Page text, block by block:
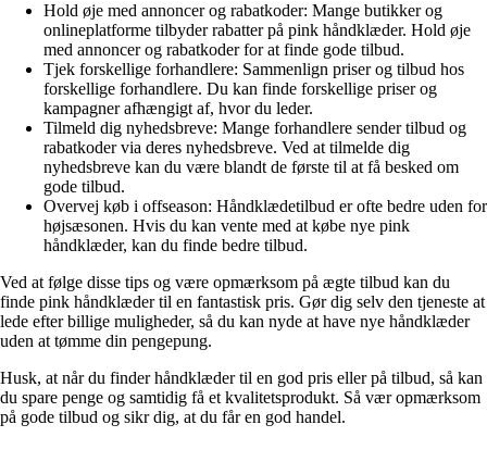
Hold øje med annoncer og rabatkoder: Mange butikker og
onlineplatforme tilbyder rabatter på pink håndklæder. Hold øje
med annoncer og rabatkoder for at finde gode tilbud.
Tjek forskellige forhandlere: Sammenlign priser og tilbud hos
forskellige forhandlere. Du kan finde forskellige priser og
kampagner afhængigt af, hvor du leder.
Tilmeld dig nyhedsbreve: Mange forhandlere sender tilbud og
rabatkoder via deres nyhedsbreve. Ved at tilmelde dig
nyhedsbreve kan du være blandt de første til at få besked om
gode tilbud.
Overvej køb i offseason: Håndklædetilbud er ofte bedre uden for
højsæsonen. Hvis du kan vente med at købe nye pink
håndklæder, kan du finde bedre tilbud.
Ved at følge disse tips og være opmærksom på ægte tilbud kan du
finde pink håndklæder til en fantastisk pris. Gør dig selv den tjeneste at
lede efter billige muligheder, så du kan nyde at have nye håndklæder
uden at tømme din pengepung.
Husk, at når du finder håndklæder til en god pris eller på tilbud, så kan
du spare penge og samtidig få et kvalitetsprodukt. Så vær opmærksom
på gode tilbud og sikr dig, at du får en god handel.